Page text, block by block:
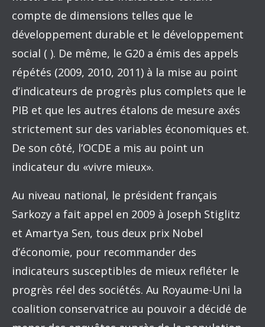
compte de dimensions telles que le
développement durable et le développement
social ( ). De même, le G20 a émis des appels
répétés (2009, 2010, 2011) à la mise au point
d’indicateurs de progrès plus complets que le
PIB et que les autres étalons de mesure axés
strictement sur des variables économiques et.
De son côté, l’OCDE a mis au point un
indicateur du «vivre mieux».
Au niveau national, le président français
Sarkozy a fait appel en 2009 à Joseph Stiglitz
et Amartya Sen, tous deux prix Nobel
d’économie, pour recommander des
indicateurs susceptibles de mieux refléter le
progrès réel des sociétés. Au Royaume-Uni la
coalition conservatrice au pouvoir a décidé de